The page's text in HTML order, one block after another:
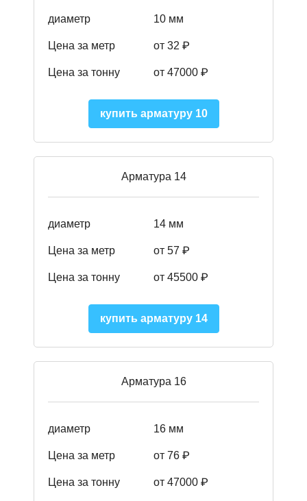
диаметр 10 мм
Цена за метр от 32 ₽
Цена за тонну от 47000 ₽
купить арматуру 10
Арматура 14
диаметр 14 мм
Цена за метр от 57 ₽
Цена за тонну от 45500 ₽
купить арматуру 14
Арматура 16
диаметр 16 мм
Цена за метр от 76 ₽
Цена за тонну от 47000 ₽